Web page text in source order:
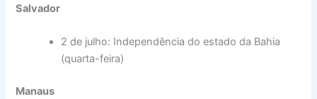
Salvador
2 de julho: Independência do estado da Bahia
(quarta-feira)
Manaus